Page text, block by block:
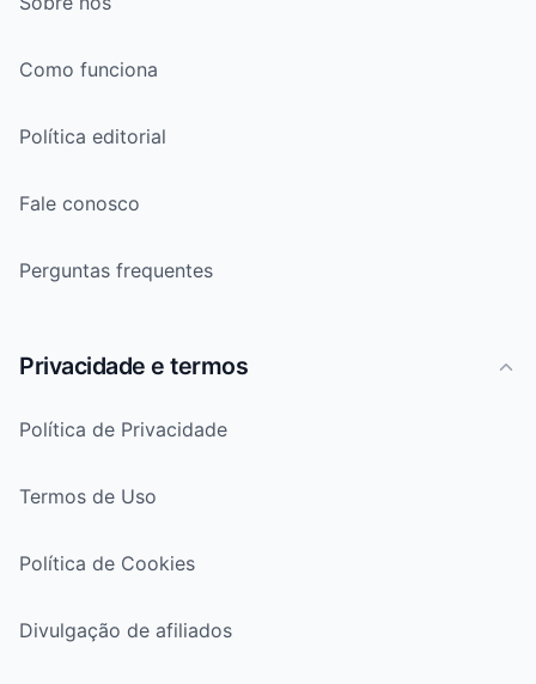
Como funciona
Política editorial
Fale conosco
Perguntas frequentes
Privacidade e termos
Política de Privacidade
Termos de Uso
Política de Cookies
Divulgação de afiliados